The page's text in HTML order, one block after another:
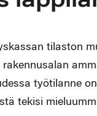
tilaston
työtilanne
tekisi